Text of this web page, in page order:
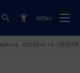
MENU
Orchestra